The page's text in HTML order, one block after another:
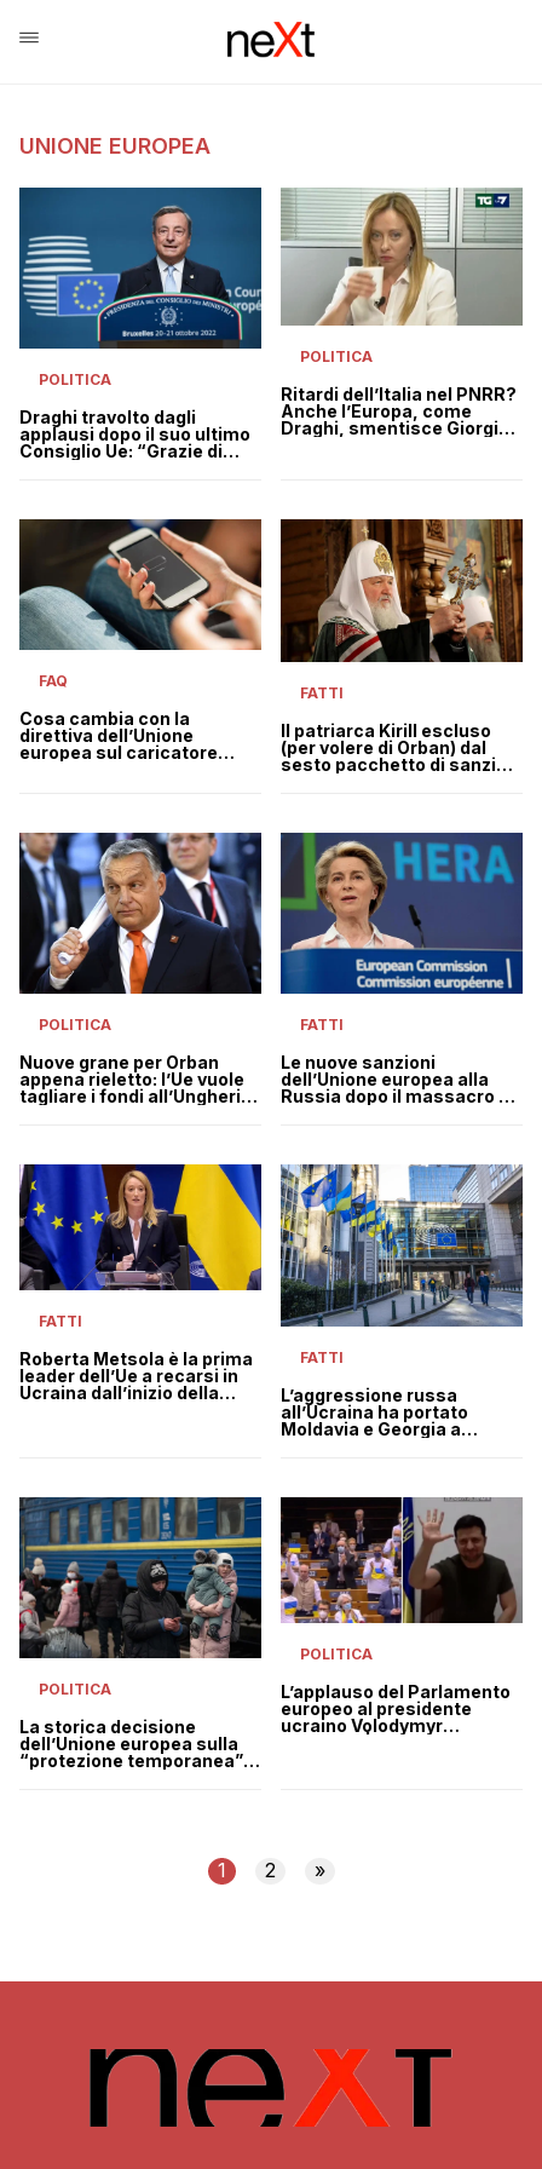
UNIONE EUROPEA
POLITICA
Draghi travolto dagli
applausi dopo il suo ultimo
Consiglio Ue: “Grazie di
POLITICA
Ritardi dell’Italia nel PNRR?
Anche l’Europa, come
Draghi, smentisce Giorgia
FAQ
Cosa cambia con la
direttiva dell’Unione
europea sul caricatore
FATTI
Il patriarca Kirill escluso
(per volere di Orban) dal
sesto pacchetto di sanzioni
POLITICA
Nuove grane per Orban
appena rieletto: l’Ue vuole
tagliare i fondi all’Ungheria
FATTI
Le nuove sanzioni
dell’Unione europea alla
Russia dopo il massacro di
FATTI
Roberta Metsola è la prima
leader dell’Ue a recarsi in
Ucraina dall’inizio della
FATTI
L’aggressione russa
all’Ucraina ha portato
Moldavia e Georgia a
POLITICA
La storica decisione
dell’Unione europea sulla
“protezione temporanea”
POLITICA
L’applauso del Parlamento
europeo al presidente
ucraino Volodymyr
1 2 »